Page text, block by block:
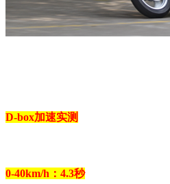
D-box加速实测
0-40km/h：4.3秒